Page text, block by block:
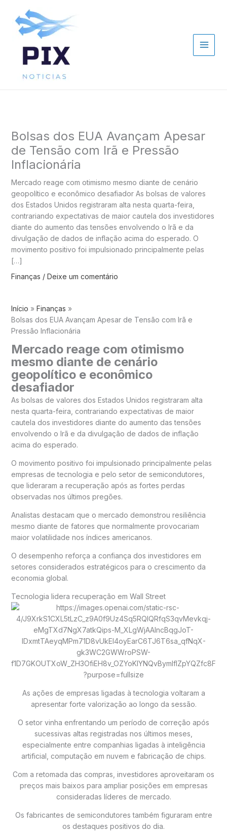
conteúdo
Bolsas dos EUA Avançam Apesar
de Tensão com Irã e Pressão
Inflacionária
Mercado reage com otimismo mesmo diante de cenário
geopolítico e econômico desafiador As bolsas de valores
dos Estados Unidos registraram alta nesta quarta-feira,
contrariando expectativas de maior cautela dos investidores
diante do aumento das tensões envolvendo o Irã e da
divulgação de dados de inflação acima do esperado. O
movimento positivo foi impulsionado principalmente pelas
[…]
Finanças / Deixe um comentário
Início
Finanças
Bolsas dos EUA Avançam Apesar de Tensão com Irã e
Pressão Inflacionária
Mercado reage com otimismo
mesmo diante de cenário
geopolítico e econômico
desafiador
As bolsas de valores dos Estados Unidos registraram alta
nesta quarta-feira, contrariando expectativas de maior
cautela dos investidores diante do aumento das tensões
envolvendo o Irã e da divulgação de dados de inflação
acima do esperado.
O movimento positivo foi impulsionado principalmente pelas
empresas de tecnologia e pelo setor de semicondutores,
que lideraram a recuperação após as fortes perdas
observadas nos últimos pregões.
Analistas destacam que o mercado demonstrou resiliência
mesmo diante de fatores que normalmente provocariam
maior volatilidade nos índices americanos.
O desempenho reforça a confiança dos investidores em
setores considerados estratégicos para o crescimento da
economia global.
Tecnologia lidera recuperação em Wall Street
As ações de empresas ligadas à tecnologia voltaram a
apresentar forte valorização ao longo da sessão.
O setor vinha enfrentando um período de correção após
sucessivas altas registradas nos últimos meses,
especialmente entre companhias ligadas à inteligência
artificial, computação em nuvem e fabricação de chips.
Com a retomada das compras, investidores aproveitaram os
preços mais baixos para ampliar posições em empresas
consideradas líderes de mercado.
Os fabricantes de semicondutores também figuraram entre
os destaques positivos do dia.